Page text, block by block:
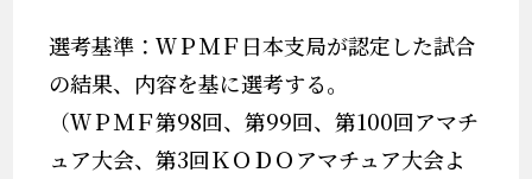
選考基準：ＷＰＭＦ日本支局が認定した試合
の結果、内容を基に選考する。
（ＷＰＭＦ第98回、第99回、第100回アマチ
ュア大会、第3回ＫＯＤＯアマチュア大会よ